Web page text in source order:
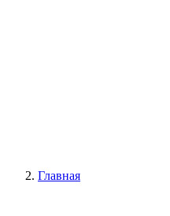
Главная